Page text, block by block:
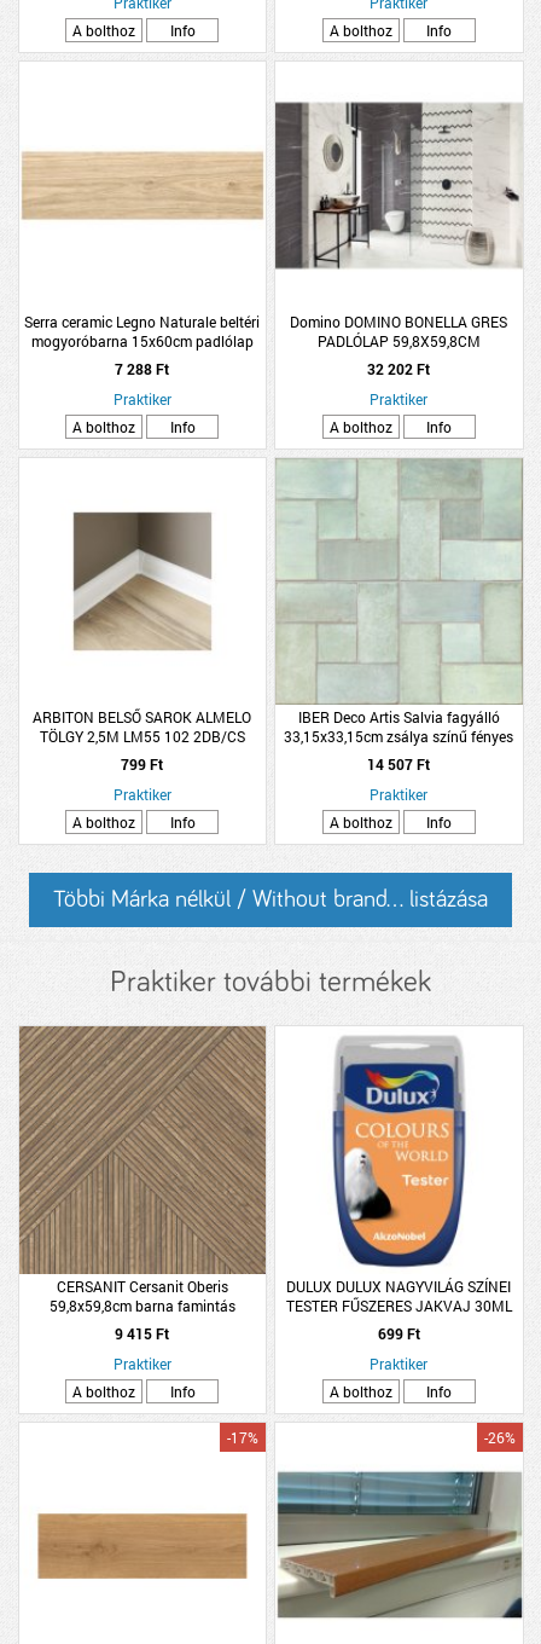
A bolthoz
Info
A bolthoz
Info
Serra ceramic Legno Naturale beltéri
mogyoróbarna 15x60cm padlólap
7 288 Ft
Praktiker
A bolthoz
Info
Domino DOMINO BONELLA GRES
PADLÓLAP 59,8X59,8CM
1,79M2/CSOMAG, PEI4, R9, FEHÉR
FAGYÁLLÓ
32 202 Ft
Praktiker
A bolthoz
Info
ARBITON BELSŐ SAROK ALMELO
TÖLGY 2,5M LM55 102 2DB/CS
799 Ft
Praktiker
A bolthoz
Info
IBER Deco Artis Salvia fagyálló
33,15x33,15cm zsálya színű fényes
gres padlólap
14 507 Ft
Praktiker
A bolthoz
Info
Többi Márka nélkül / Without brand... listázása
Praktiker további termékek
CERSANIT Cersanit Oberis
59,8x59,8cm barna famintás
rektifikált matt gres padlólap
9 415 Ft
Praktiker
A bolthoz
Info
DULUX DULUX NAGYVILÁG SZÍNEI
TESTER FŰSZERES JAKVAJ 30ML
699 Ft
Praktiker
A bolthoz
Info
-17% -26%